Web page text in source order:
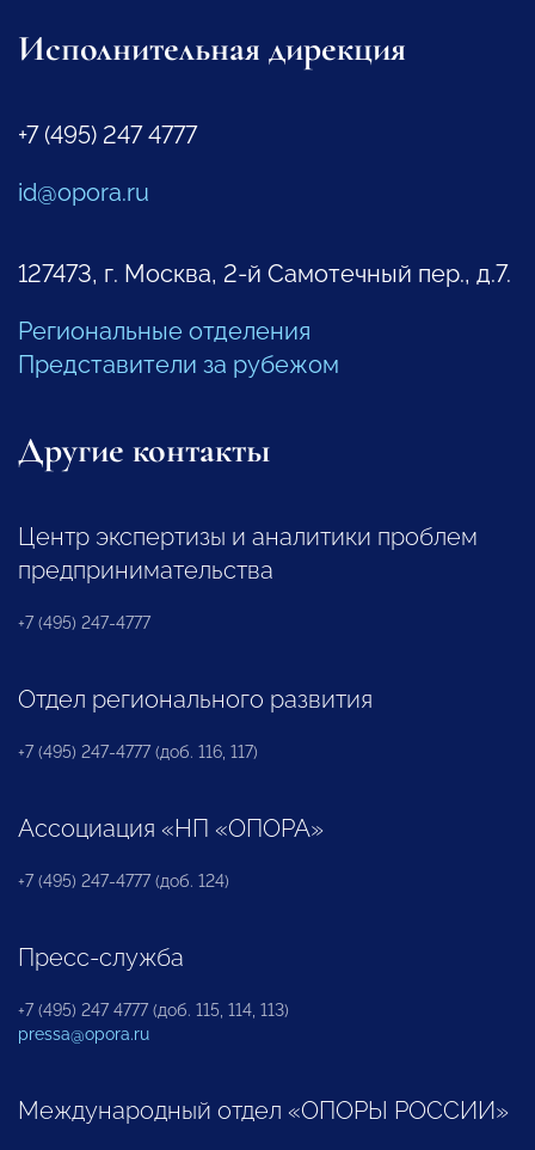
Исполнительная дирекция
+7 (495) 247 4777
id@opora.ru
127473, г. Москва, 2-й Самотечный пер., д.7.
Региональные отделения
Представители за рубежом
Другие контакты
Центр экспертизы и аналитики проблем
предпринимательства
+7 (495) 247-4777
Отдел регионального развития
+7 (495) 247-4777 (доб. 116, 117)
Ассоциация «НП «ОПОРА»
+7 (495) 247-4777 (доб. 124)
Пресс-служба
+7 (495) 247 4777 (доб. 115, 114, 113)
pressa@opora.ru
Международный отдел «ОПОРЫ РОССИИ»